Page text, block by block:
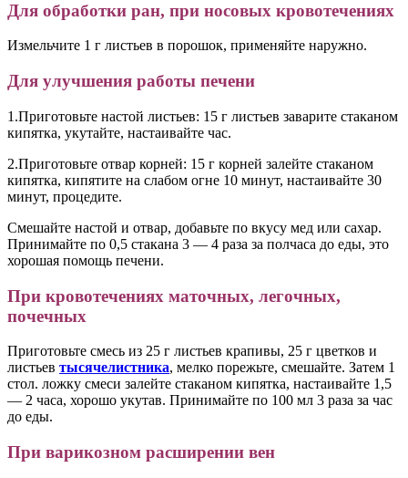
Для обработки ран, при носовых кровотечениях
Измельчите 1 г листьев в порошок, применяйте наружно.
Для улучшения работы печени
1.Приготовьте настой листьев: 15 г листьев заварите стаканом
кипятка, укутайте, настаивайте час.
2.Приготовьте отвар корней: 15 г корней залейте стаканом
кипятка, кипятите на слабом огне 10 минут, настаивайте 30
минут, процедите.
Смешайте настой и отвар, добавьте по вкусу мед или сахар.
Принимайте по 0,5 стакана 3 — 4 раза за полчаса до еды, это
хорошая помощь печени.
При кровотечениях маточных, легочных,
почечных
Приготовьте смесь из 25 г листьев крапивы, 25 г цветков и
листьев тысячелистника, мелко порежьте, смешайте. Затем 1
стол. ложку смеси залейте стаканом кипятка, настаивайте 1,5
— 2 часа, хорошо укутав. Принимайте по 100 мл 3 раза за час
до еды.
При варикозном расширении вен